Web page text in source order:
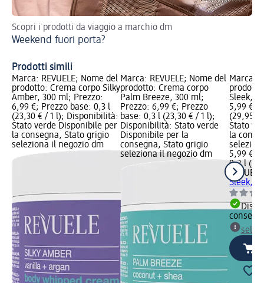
Scopri i prodotti da viaggio a marchio dm
Weekend fuori porta?
Prodotti simili
Marca: REVUELE; Nome del
prodotto: Crema corpo Silky
Amber, 300 ml; Prezzo:
6,99 €; Prezzo base: 0,3 l
(23,30 € / 1 l); Disponibilità:
Stato verde Disponibile per
la consegna, Stato grigio
seleziona il negozio dm
Marca: REVUELE; Nome del
prodotto: Crema corpo
Palm Breeze, 300 ml;
Prezzo: 6,99 €; Prezzo
base: 0,3 l (23,30 € / 1 l);
Disponibilità: Stato verde
Disponibile per la
consegna, Stato grigio
seleziona il negozio dm
Marca:
Sleek,
5,99 €;
(29,95
Stato
la
5,99 €
0,2 l
REVUELE
Sleek,